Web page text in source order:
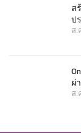
ส
ป
ส.
ผ่
ส.